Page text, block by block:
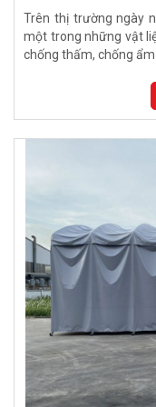
Trên thị trường ngày
một trong những vật
chống thấm, chống ẩm